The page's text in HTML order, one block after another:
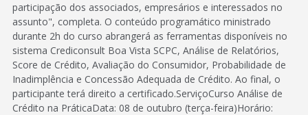
participação dos associados, empresários e interessados no
assunto", completa. O conteúdo programático ministrado
durante 2h do curso abrangerá as ferramentas disponíveis no
sistema Crediconsult Boa Vista SCPC, Análise de Relatórios,
Score de Crédito, Avaliação do Consumidor, Probabilidade de
Inadimplência e Concessão Adequada de Crédito. Ao final, o
participante terá direito a certificado.ServiçoCurso Análise de
Crédito na PráticaData: 08 de outubro (terça-feira)Horário: